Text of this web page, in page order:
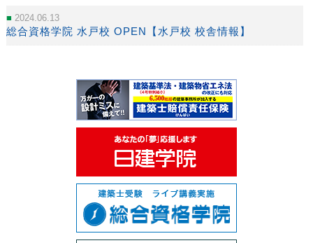
2024.06.13
総合資格学院 水戸校 OPEN【水戸校 校舎情報】